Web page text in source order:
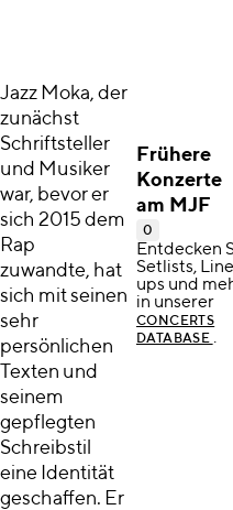
Jazz Moka, der
zunächst
Schriftsteller
und Musiker
war, bevor er
sich 2015 dem
Rap
zuwandte, hat
sich mit seinen
sehr
persönlichen
Texten und
seinem
gepflegten
Schreibstil
eine Identität
geschaffen. Er
Frühere
Konzerte
am MJF
0
Entdecken
Setlists,
ups und
in unserer
CONCERTS
DATABASE .